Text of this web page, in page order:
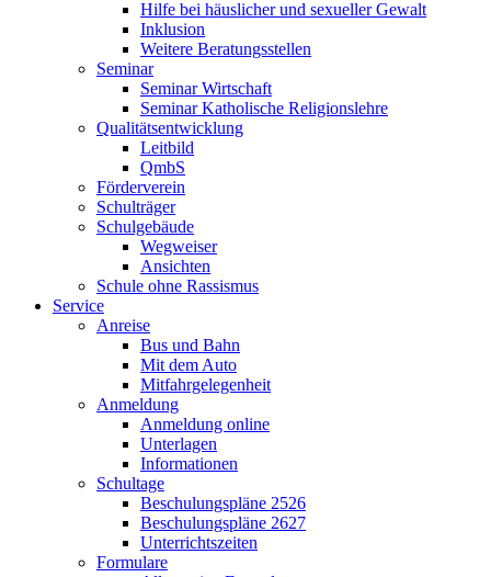
Hilfe bei häuslicher und sexueller Gewalt
Inklusion
Weitere Beratungsstellen
Seminar
Seminar Wirtschaft
Seminar Katholische Religionslehre
Qualitätsentwicklung
Leitbild
QmbS
Förderverein
Schulträger
Schulgebäude
Wegweiser
Ansichten
Schule ohne Rassismus
Service
Anreise
Bus und Bahn
Mit dem Auto
Mitfahrgelegenheit
Anmeldung
Anmeldung online
Unterlagen
Informationen
Schultage
Beschulungspläne 2526
Beschulungspläne 2627
Unterrichtszeiten
Formulare